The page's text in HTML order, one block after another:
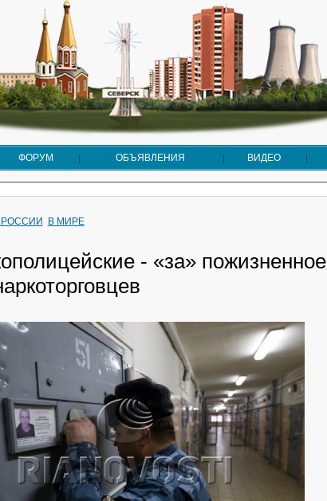
ФОРУМ ОБЪЯВЛЕНИЯ ВИДЕО
РОССИИ В МИРЕ
- «за» пожизненное